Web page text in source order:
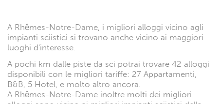
A Rhêmes-Notre-Dame, i migliori alloggi vicino agli
impianti sciistici si trovano anche vicino ai maggiori
luoghi d'interesse.
A pochi km dalle piste da sci potrai trovare 42 alloggi
disponibili con le migliori tariffe: 27 Appartamenti,
B&B, 5 Hotel, e molto altro ancora.
A Rhêmes-Notre-Dame inoltre molti dei migliori